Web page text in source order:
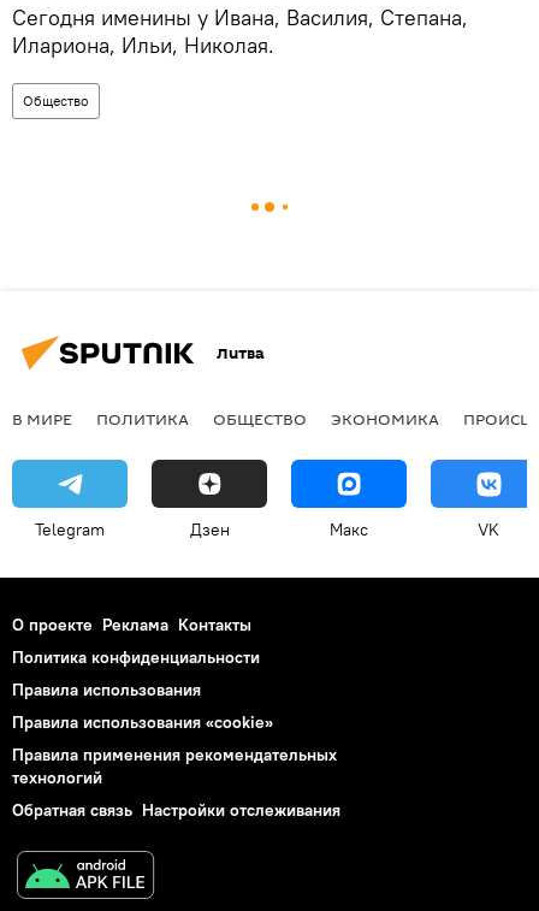
Сегодня именины у Ивана, Василия, Степана,
Илариона, Ильи, Николая.
Общество
Литва
В МИРЕ ПОЛИТИКА ОБЩЕСТВО ЭКОНОМИКА
Telegram Дзен Макс VK
О проекте Реклама Контакты
Политика конфиденциальности
Правила использования
Правила использования «cookie»
Правила применения рекомендательных
технологий
Обратная связь Настройки отслеживания